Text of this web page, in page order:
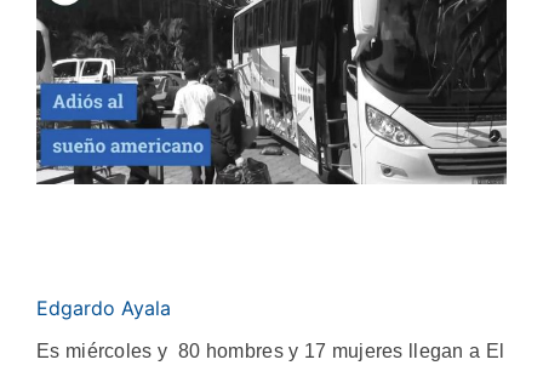
Edgardo Ayala
Es miércoles y 80 hombres y 17 mujeres llegan a El